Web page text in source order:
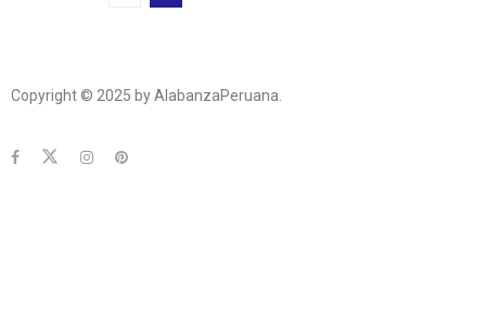
Copyright © 2025 by AlabanzaPeruana.